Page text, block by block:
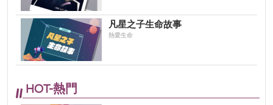
凡星之子生命故事
熱愛生命
HOT-熱門